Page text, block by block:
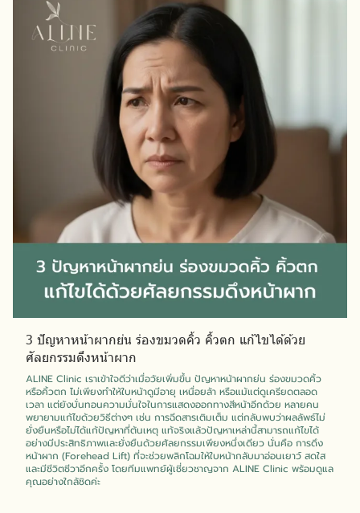
3 ปัญหาหน้าผากย่น ร่องขมวดคิ้ว คิ้วตก แก้ไขได้ด้วย
ศัลยกรรมดึงหน้าผาก
ALINE Clinic เราเข้าใจดีว่าเมื่อวัยเพิ่มขึ้น ปัญหาหน้าผากย่น ร่องขมวดคิ้ว
หรือคิ้วตก ไม่เพียงทำให้ใบหน้าดูมีอายุ เหนื่อยล้า หรือแม้แต่ดูเครียดตลอด
เวลา แต่ยังบั่นทอนความมั่นใจในการแสดงออกทางสีหน้าอีกด้วย หลายคน
พยายามแก้ไขด้วยวิธีต่างๆ เช่น การฉีดสารเติมเต็ม แต่กลับพบว่าผลลัพธ์ไม่
ยั่งยืนหรือไม่ได้แก้ปัญหาที่ต้นเหตุ แท้จริงแล้วปัญหาเหล่านี้สามารถแก้ไขได้
อย่างมีประสิทธิภาพและยั่งยืนด้วยศัลยกรรมเพียงหนึ่งเดียว นั่นคือ การดึง
หน้าผาก (Forehead Lift) ที่จะช่วยพลิกโฉมให้ใบหน้ากลับมาอ่อนเยาว์ สดใส
และมีชีวิตชีวาอีกครั้ง โดยทีมแพทย์ผู้เชี่ยวชาญจาก ALINE Clinic พร้อมดูแล
คุณอย่างใกล้ชิดค่ะ